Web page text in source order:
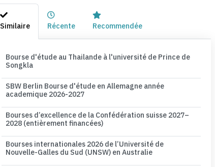
Similaire Récente Recommendée
Bourse d'étude au Thailande à l'université de Prince de
Songkla
SBW Berlin Bourse d'étude en Allemagne année
academique 2026-2027
Bourses d’excellence de la Confédération suisse 2027–
2028 (entièrement financées)
Bourses internationales 2026 de l’Université de
Nouvelle-Galles du Sud (UNSW) en Australie